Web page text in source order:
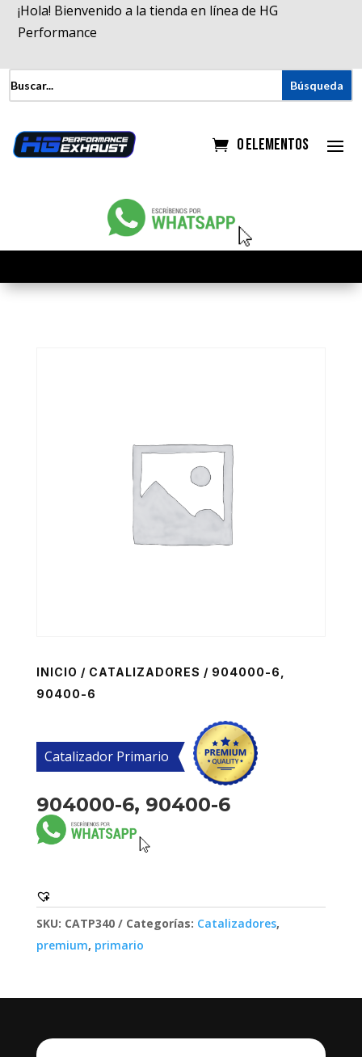
¡Hola! Bienvenido a la tienda en línea de HG
Performance
0 elementos
INICIO / CATALIZADORES / 904000-6,
90400-6
Catalizador Primario
904000-6, 90400-6
SKU: CATP340 Categorías: Catalizadores,
premium, primario